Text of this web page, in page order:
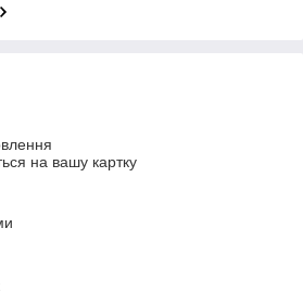
на вашу картку